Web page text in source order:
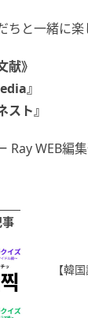
ちと一緒に楽
献》
』
スト』
Ray WEB編
【韓